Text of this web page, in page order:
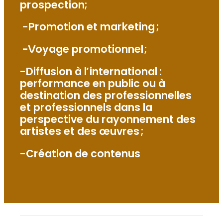
prospection;
-Promotion et marketing ;
-Voyage promotionnel ;
-Diffusion à l’international :
performance en public ou à
destination des professionnelles
et professionnels dans la
perspective du rayonnement des
artistes et des œuvres ;
-Création de contenus